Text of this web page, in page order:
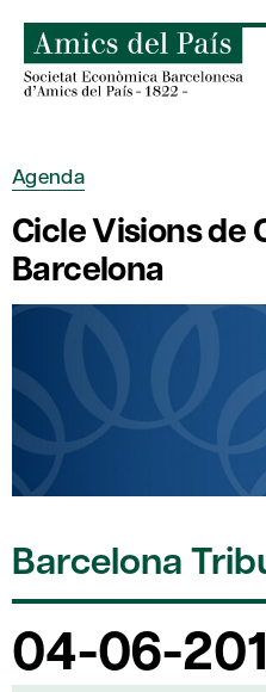
content
Agenda
Cicle Visions de
Barcelona
Barcelona
04-06-